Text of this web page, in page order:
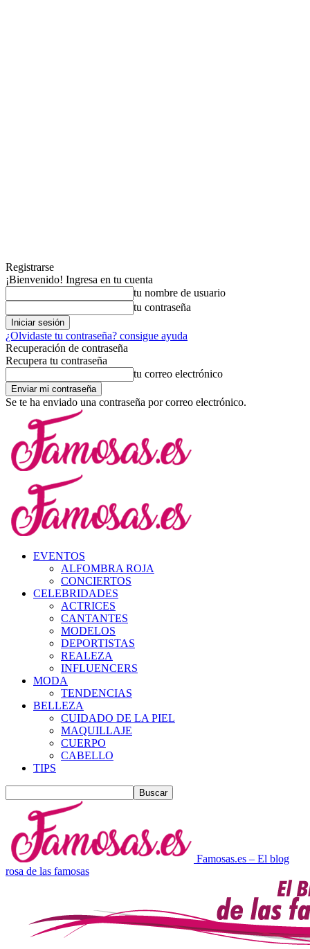
Registrarse
¡Bienvenido! Ingresa en tu cuenta
tu nombre de usuario
tu contraseña
¿Olvidaste tu contraseña? consigue ayuda
Recuperación de contraseña
Recupera tu contraseña
tu correo electrónico
Se te ha enviado una contraseña por correo electrónico.
EVENTOS
ALFOMBRA ROJA
CONCIERTOS
CELEBRIDADES
ACTRICES
CANTANTES
MODELOS
DEPORTISTAS
REALEZA
INFLUENCERS
MODA
TENDENCIAS
BELLEZA
CUIDADO DE LA PIEL
MAQUILLAJE
CUERPO
CABELLO
TIPS
Famosas.es – El blog
rosa de las famosas